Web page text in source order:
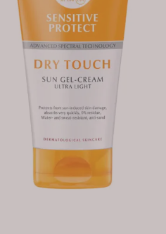
nyhetsbrevet – få 50 kr rabatt *
dager
DEG KUNDEKLUBB
og få mer ut av hvert kjøp:
> kr 695,-